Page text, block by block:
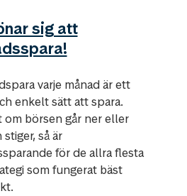
sig att
varje månad är ett
enkelt sätt att spara.
om börsen går ner eller
så är
för de allra flesta
som fungerat bäst